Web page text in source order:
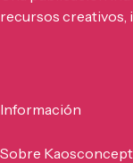
recursos creativos,
Información
Sobre Kaosconcept